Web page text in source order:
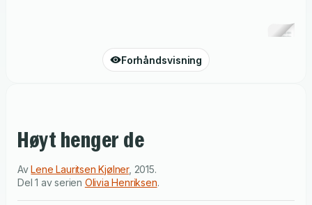
Forhåndsvisning
Høyt henger de
AvLene Lauritsen Kjølner, 2015.
Del 1 av serien Olivia Henriksen.